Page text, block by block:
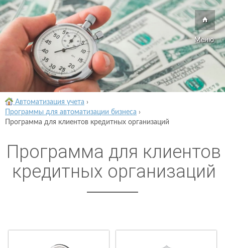
Меню
Автоматизация учета ›
Программы для автоматизации бизнеса ›
Программа для клиентов кредитных организаций
Программа для клиентов
кредитных организаций